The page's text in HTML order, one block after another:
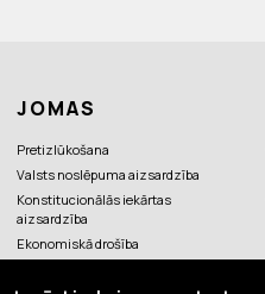
JOMAS
Pretizlūkošana
Valsts noslēpuma aizsardzība
Konstitucionālās iekārtas
aizsardzība
Ekonomiskā drošība